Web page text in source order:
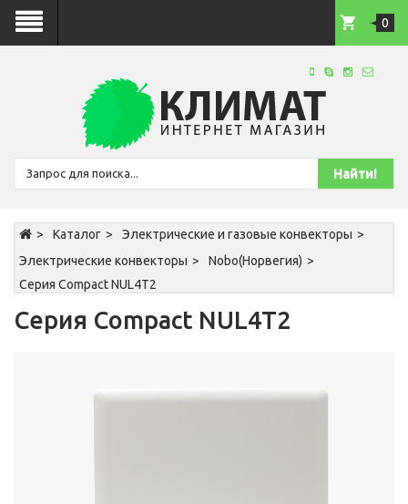
0
Каталог
Электрические и газовые конвекторы
Электрические конвекторы
Nobo(Норвегия)
Серия Compact NUL4T2
Серия Compact NUL4T2